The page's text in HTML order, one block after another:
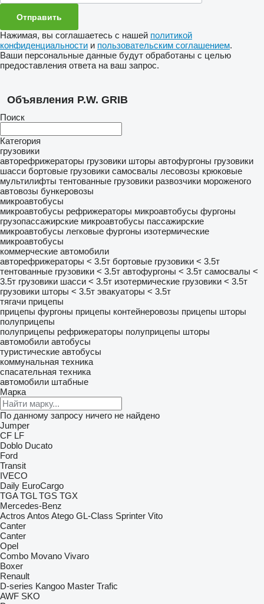
Нажимая, вы соглашаетесь с нашей политикой
конфиденциальности и пользовательским соглашением.
Ваши персональные данные будут обработаны с целью
предоставления ответа на ваш запрос.
Объявления P.W. GRIB
Поиск
Категория
грузовики
авторефрижераторы грузовики шторы автофургоны грузовики
шасси бортовые грузовики самосвалы лесовозы крюковые
мультилифты тентованные грузовики развозчики мороженого
автовозы бункеровозы
микроавтобусы
микроавтобусы рефрижераторы микроавтобусы фургоны
грузопассажирские микроавтобусы пассажирские
микроавтобусы легковые фургоны изотермические
микроавтобусы
коммерческие автомобили
авторефрижераторы < 3.5т бортовые грузовики < 3.5т
тентованные грузовики < 3.5т автофургоны < 3.5т самосвалы <
3.5т грузовики шасси < 3.5т изотермические грузовики < 3.5т
грузовики шторы < 3.5т эвакуаторы < 3.5т
тягачи прицепы
прицепы фургоны прицепы контейнеровозы прицепы шторы
полуприцепы
полуприцепы рефрижераторы полуприцепы шторы
автомобили автобусы
туристические автобусы
коммунальная техника
спасательная техника
автомобили штабные
Марка
По данному запросу ничего не найдено
Jumper
CF LF
Doblo Ducato
Ford
Transit
IVECO
Daily EuroCargo
TGA TGL TGS TGX
Mercedes-Benz
Actros Antos Atego GL-Class Sprinter Vito
Canter
Canter
Opel
Combo Movano Vivaro
Boxer
Renault
D-series Kangoo Master Trafic
AWF SKO